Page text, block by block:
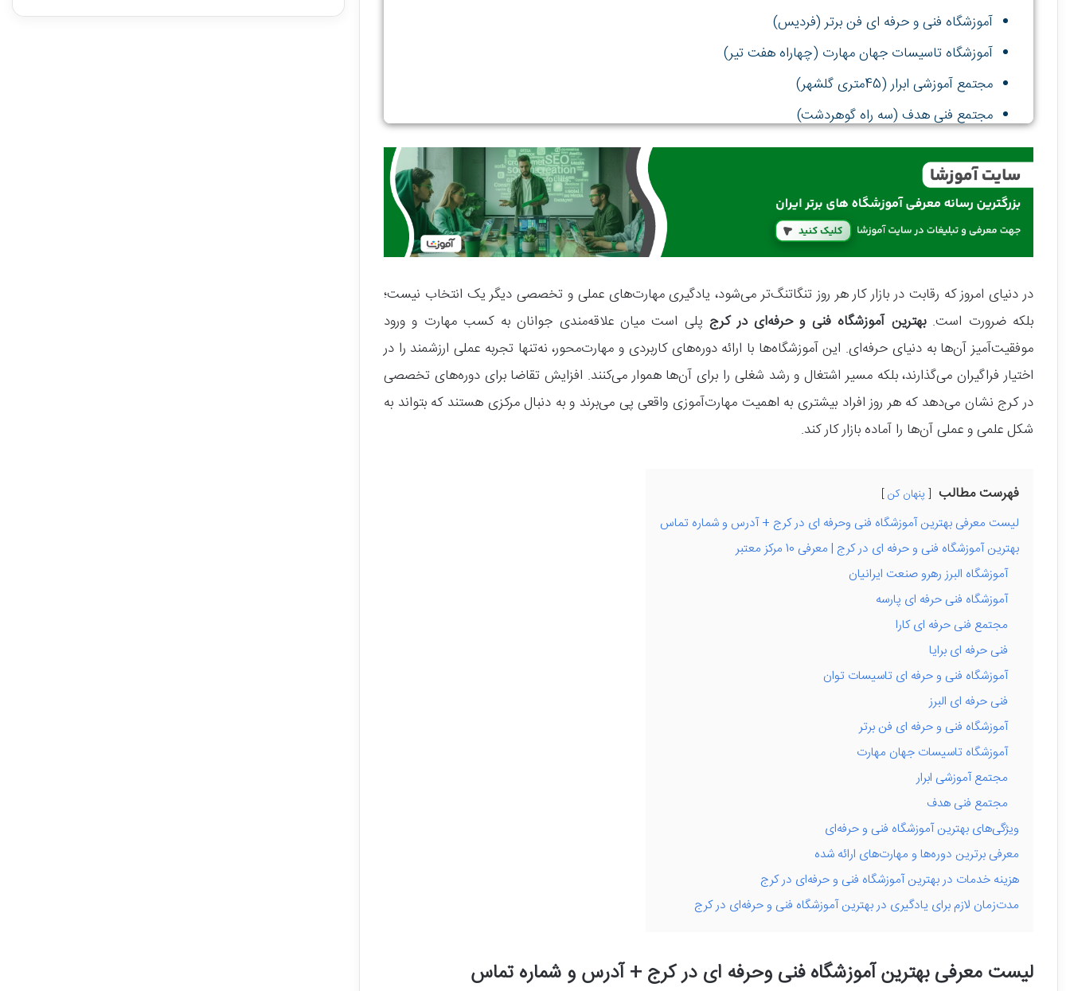
آموزشگاه فنی و حرفه ای فن برتر (فردیس)
آموزشگاه تاسیسات جهان مهارت (چهاراه هفت تیر)
مجتمع آموزشی ابرار (45متری گلشهر)
مجتمع فنی هدف (سه راه گوهردشت)
در دنیای امروز که رقابت در بازار کار هر روز تنگاتنگ‌تر می‌شود، یادگیری مهارت‌های عملی و تخصصی دیگر یک انتخاب نیست؛
بلکه ضرورت است.بهترین آموزشگاه فنی و حرفه‌ای در کرجپلی است میان علاقه‌مندی جوانان به کسب مهارت و ورود
موفقیت‌آمیز آن‌ها به دنیای حرفه‌ای. این آموزشگاه‌ها با ارائه دوره‌های کاربردی و مهارت‌محور، نه‌تنها تجربه عملی ارزشمند را در
اختیار فراگیران می‌گذارند، بلکه مسیر اشتغال و رشد شغلی را برای آن‌ها هموار می‌کنند. افزایش تقاضا برای دوره‌های تخصصی
در کرج نشان می‌دهد که هر روز افراد بیشتری به اهمیت مهارت‌آموزی واقعی پی می‌برند و به دنبال مرکزی هستند که بتواند به
شکل علمی و عملی آن‌ها را آماده بازار کار کند.
فهرست مطالب پنهان کن
لیست معرفی بهترین آموزشگاه فنی وحرفه ای در کرج + آدرس و شماره تماس
بهترین آموزشگاه فنی و حرفه ای در کرج | معرفی 10 مرکز معتبر
آموزشگاه البرز رهرو صنعت ایرانیان
آموزشگاه فنی حرفه ای پارسه
مجتمع فنی حرفه ای کارا
فنی حرفه ای برایا
آموزشگاه فنی و حرفه ای تاسیسات توان
فنی حرفه ای البرز
آموزشگاه فنی و حرفه ای فن برتر
آموزشگاه تاسیسات جهان مهارت
مجتمع آموزشی ابرار
مجتمع فنی هدف
ویژگی‌های بهترین آموزشگاه فنی و حرفه‌ای
معرفی برترین دوره‌ها و مهارت‌های ارائه شده
هزینه خدمات در بهترین آموزشگاه فنی و حرفه‌ای در کرج
مدت‌زمان لازم برای یادگیری در بهترین آموزشگاه فنی و حرفه‌ای در کرج
لیست معرفی بهترین آموزشگاه فنی وحرفه ای در کرج + آدرس و شماره تماس